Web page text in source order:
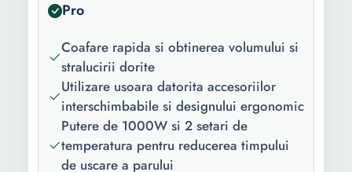
invelis:
Utilizare:
Par uscat Par umed
Functii:
Control temperatura
Intensitate reglabila Aer
rece Schimbare sens
Pro
Coafare rapida si obtinerea volumului si
stralucirii dorite
Utilizare usoara datorita accesoriilor
interschimbabile si designului ergonomic
Putere de 1000W si 2 setari de
temperatura pentru reducerea timpului
de uscare a parului